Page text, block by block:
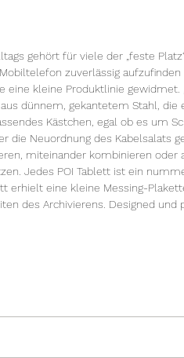
gehört für viele der „feste
zuverlässig aufzufinden
eine kleine Produktlinie gewidmet.
dünnem, gekantetem Stahl, die
Kästchen, egal ob es um
die Neuordnung des Kabelsalats
miteinander kombinieren oder
Jedes POI Tablett ist ein
erhielt eine kleine Messing-
des Archivierens. Designed und